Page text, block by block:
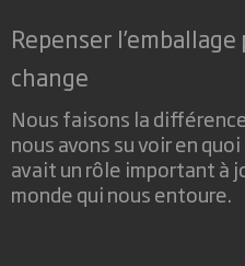
Repenser
change
Nous faisons la
nous avons su voir en
avait un rôle important à
monde qui nous entoure.